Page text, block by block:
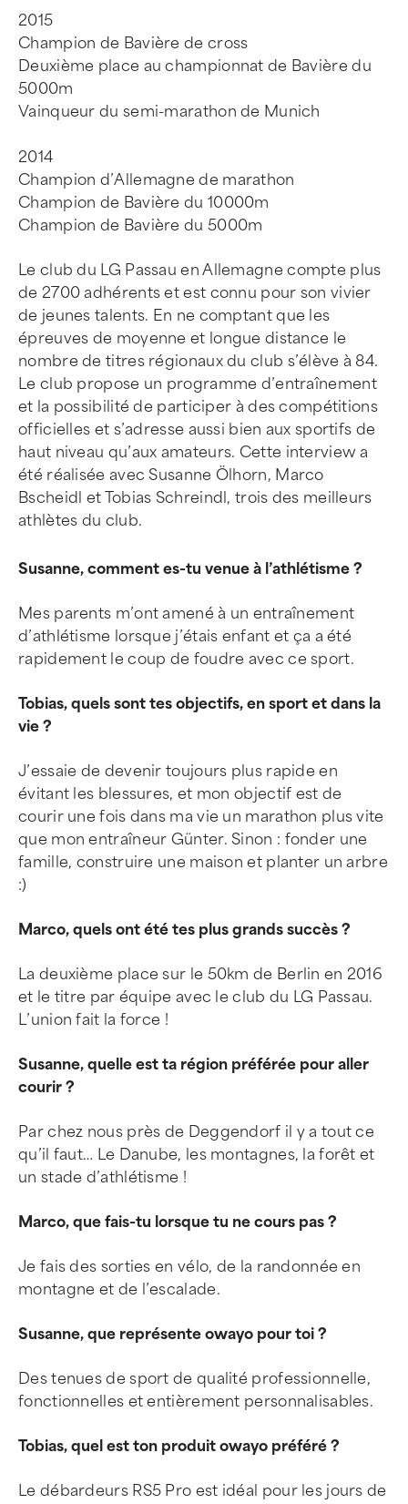
2015
Champion de Bavière de cross
Deuxième place au championnat de Bavière du
5000m
Vainqueur du semi-marathon de Munich
2014
Champion d’Allemagne de marathon
Champion de Bavière du 10000m
Champion de Bavière du 5000m
Le club du LG Passau en Allemagne compte plus
de 2700 adhérents et est connu pour son vivier
de jeunes talents. En ne comptant que les
épreuves de moyenne et longue distance le
nombre de titres régionaux du club s’élève à 84.
Le club propose un programme d’entraînement
et la possibilité de participer à des compétitions
officielles et s’adresse aussi bien aux sportifs de
haut niveau qu’aux amateurs. Cette interview a
été réalisée avec Susanne Ölhorn, Marco
Bscheidl et Tobias Schreindl, trois des meilleurs
athlètes du club.
Susanne, comment es-tu venue à l’athlétisme ?
Mes parents m’ont amené à un entraînement
d’athlétisme lorsque j’étais enfant et ça a été
rapidement le coup de foudre avec ce sport.
Tobias, quels sont tes objectifs, en sport et dans la
vie ?
J’essaie de devenir toujours plus rapide en
évitant les blessures, et mon objectif est de
courir une fois dans ma vie un marathon plus vite
que mon entraîneur Günter. Sinon : fonder une
famille, construire une maison et planter un arbre
:)
Marco, quels ont été tes plus grands succès ?
La deuxième place sur le 50km de Berlin en 2016
et le titre par équipe avec le club du LG Passau.
L’union fait la force !
Susanne, quelle est ta région préférée pour aller
courir ?
Par chez nous près de Deggendorf il y a tout ce
qu’il faut… Le Danube, les montagnes, la forêt et
un stade d’athlétisme !
Marco, que fais-tu lorsque tu ne cours pas ?
Je fais des sorties en vélo, de la randonnée en
montagne et de l’escalade.
Susanne, que représente owayo pour toi ?
Des tenues de sport de qualité professionnelle,
fonctionnelles et entièrement personnalisables.
Tobias, quel est ton produit owayo préféré ?
Le débardeurs RS5 Pro est idéal pour les jours de